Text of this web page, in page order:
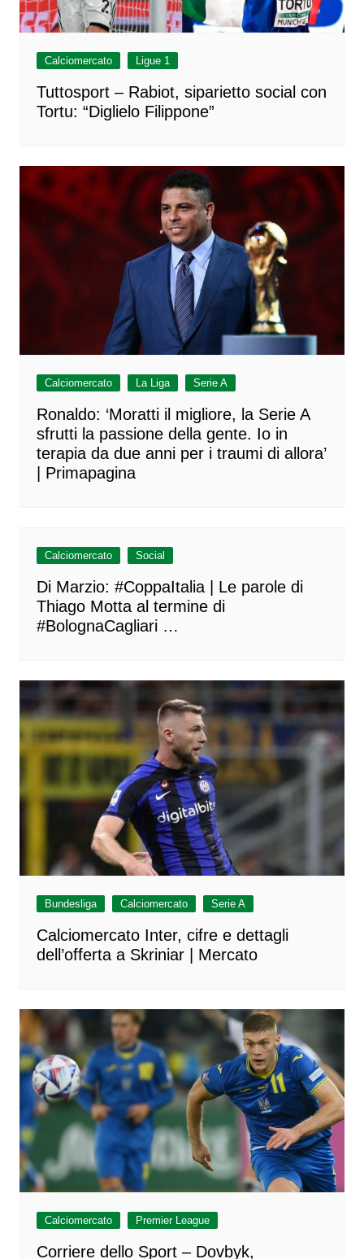
Calciomercato Ligue 1
Tuttosport – Rabiot, siparietto social con
Tortu: “Diglielo Filippone”
Calciomercato La Liga Serie A
Ronaldo: ‘Moratti il migliore, la Serie A
sfrutti la passione della gente. Io in
terapia da due anni per i traumi di allora’
| Primapagina
Calciomercato Social
Di Marzio: #CoppaItalia | Le parole di
Thiago Motta al termine di
#BolognaCagliari …
Bundesliga Calciomercato Serie A
Calciomercato Inter, cifre e dettagli
dell’offerta a Skriniar | Mercato
Calciomercato Premier League
Corriere dello Sport – Dovbyk,